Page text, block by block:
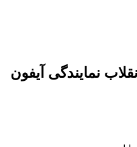
نمایندگی آیفون